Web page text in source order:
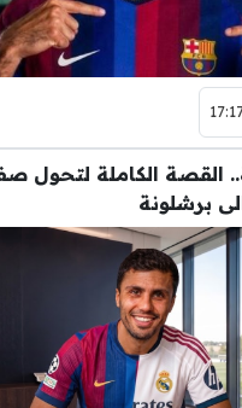
القصة الكاملة لتحول
برشلونة